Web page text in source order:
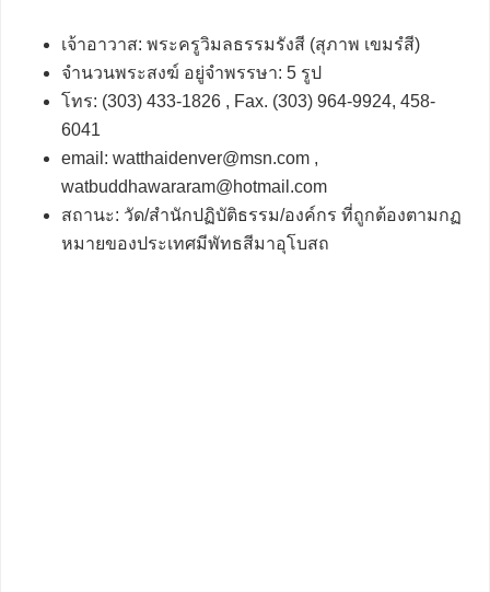
เจ้าอาวาส: พระครูวิมลธรรมรังสี (สุภาพ เขมรํสี)
จำนวนพระสงฆ์ อยู่จำพรรษา: 5 รูป
โทร: (303) 433-1826 , Fax. (303) 964-9924, 458-
6041
email: watthaidenver@msn.com ,
watbuddhawararam@hotmail.com
สถานะ: วัด/สำนักปฏิบัติธรรม/องค์กร ที่ถูกต้องตามกฏ
หมายของประเทศมีพัทธสีมาอุโบสถ